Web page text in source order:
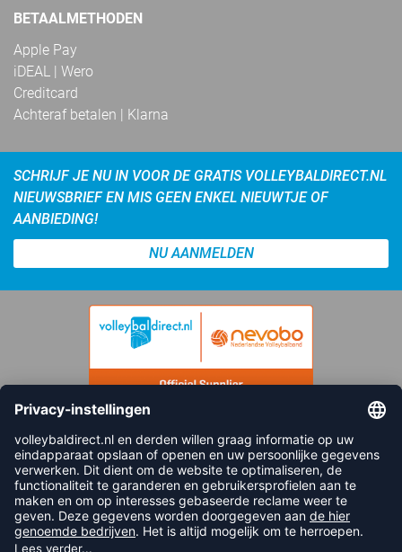
BETAALMETHODEN
Apple Pay
iDEAL | Wero
Creditcard
Achteraf betalen | Klarna
SCHRIJF JE NU IN VOOR DE GRATIS VOLLEYBALDIRECT.NL
NIEUWSBRIEF EN MIS GEEN ENKEL NIEUWTJE OF
AANBIEDING!
NU AANMELDEN
FOLLOW US